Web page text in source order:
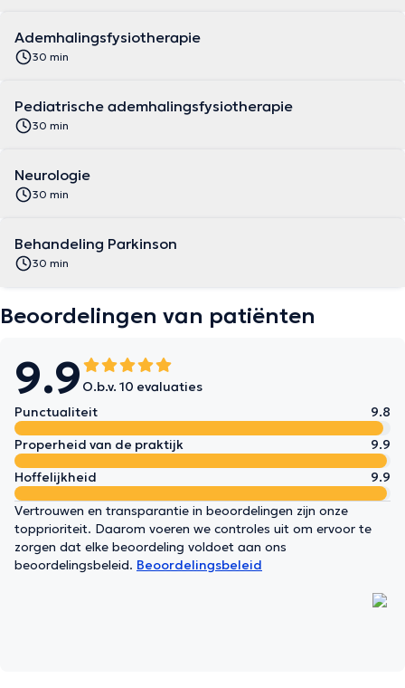
Ademhalingsfysiotherapie
30 min
Pediatrische ademhalingsfysiotherapie
30 min
Neurologie
30 min
Behandeling Parkinson
30 min
Beoordelingen van patiënten
9.9 O.b.v. 10 evaluaties
Punctualiteit
9.8
Properheid van de praktijk
9.9
Hoffelijkheid
9.9
Vertrouwen en transparantie in beoordelingen zijn onze
topprioriteit. Daarom voeren we controles uit om ervoor te
zorgen dat elke beoordeling voldoet aan ons
beoordelingsbeleid. Beoordelingsbeleid